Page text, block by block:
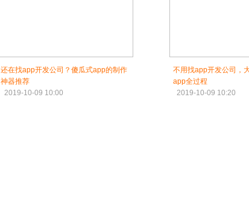
还在找app开发公司？傻瓜式app的制作
神器推荐
2019-10-09 10:00
不用找app开发公司，
app全过程
2019-10-09 10:20